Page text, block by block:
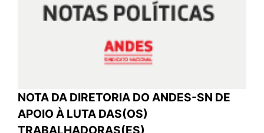
NOTA DA DIRETORIA DO ANDES-SN DE
APOIO À LUTA DAS(OS)
TRABALHADORAS(ES)